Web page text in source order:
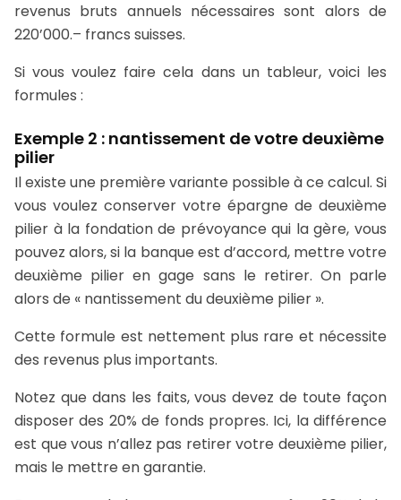
revenus bruts annuels nécessaires sont alors de
220’000.– francs suisses.
Si vous voulez faire cela dans un tableur, voici les
formules :
Exemple 2 : nantissement de votre deuxième
pilier
Il existe une première variante possible à ce calcul. Si
vous voulez conserver votre épargne de deuxième
pilier à la fondation de prévoyance qui la gère, vous
pouvez alors, si la banque est d’accord, mettre votre
deuxième pilier en gage sans le retirer. On parle
alors de « nantissement du deuxième pilier ».
Cette formule est nettement plus rare et nécessite
des revenus plus importants.
Notez que dans les faits, vous devez de toute façon
disposer des 20% de fonds propres. Ici, la différence
est que vous n’allez pas retirer votre deuxième pilier,
mais le mettre en garantie.